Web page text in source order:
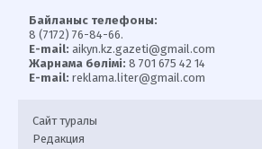
Байланыс телефоны:
8 (7172) 76-84-66.
E-mail: aikyn.kz.gazeti@gmail.com
Жарнама бөлімі: 8 701 675 42 14
E-mail: reklama.liter@gmail.com
Сайт туралы
Редакция